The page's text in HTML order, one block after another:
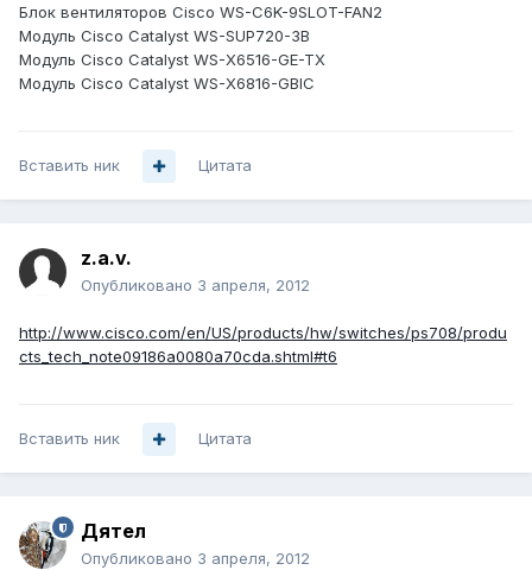
Блок вентиляторов Cisco WS-C6K-9SLOT-FAN2
Модуль Cisco Catalyst WS-SUP720-3B
Модуль Cisco Catalyst WS-X6516-GE-TX
Модуль Cisco Catalyst WS-X6816-GBIC
Вставить ник Цитата
z.a.v.
Опубликовано 3 апреля, 2012
http://www.cisco.com/en/US/products/hw/switches/ps708/produ
cts_tech_note09186a0080a70cda.shtml#t6
Вставить ник Цитата
Дятел
Опубликовано 3 апреля, 2012